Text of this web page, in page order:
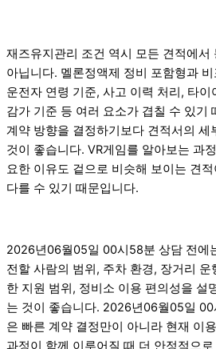
재즈유지관리 조건 역시 모든 견적에서
아닙니다. 멜론정액제 정비 포함형과
운전자 연령 기준, 사고 이력 처리, 타
감가 기준 등 여러 요소가 겹칠 수 있기
계약 방향을 결정하기보다 견적서의 세
것이 좋습니다. VR게임를 알아보는 과
요한 이유도 겉으로 비슷해 보이는 견
다를 수 있기 때문입니다.
2026년06월05일 00시58분 상담 전에
전할 사람의 범위, 주차 환경, 장거리
한 지원 범위, 정비소 이용 편의성을 설
는 것이 좋습니다. 2026년06월05일
은 빠른 계약 결정만이 아니라 현재 이
과정이 함께 이루어질 때 더 안정적으